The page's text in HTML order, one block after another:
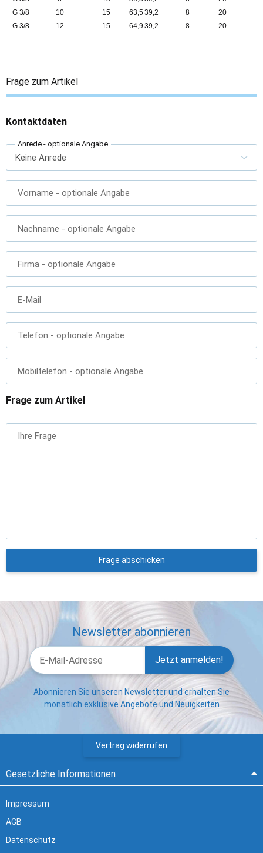
G 3/8
10 15 63,539,2 8
20
G 3/8
12 15 64,9 39,2 8 20
Frage zum Artikel
Kontaktdaten
Anrede - optionale Angabe
Vorname - optionale Angabe
Nachname - optionale Angabe
Firma - optionale Angabe
E-Mail
Telefon - optionale Angabe
Mobiltelefon - optionale Angabe
Frage zum Artikel
Ihre Frage
Frage abschicken
Newsletter abonnieren
Jetzt anmelden!
Abonnieren Sie unseren Newsletter und erhalten Sie
monatlich exklusive Angebote und Neuigkeiten
Vertrag widerrufen
Gesetzliche Informationen
Impressum
AGB
Datenschutz